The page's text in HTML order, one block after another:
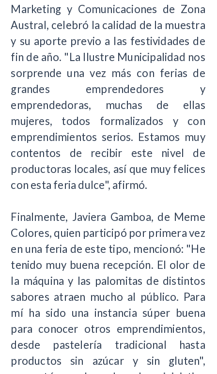
Marketing y Comunicaciones de Zona
Austral, celebró la calidad de la muestra
y su aporte previo a las festividades de
fin de año. "La Ilustre Municipalidad nos
sorprende una vez más con ferias de
grandes emprendedores y
emprendedoras, muchas de ellas
mujeres, todos formalizados y con
emprendimientos serios. Estamos muy
contentos de recibir este nivel de
productoras locales, así que muy felices
con esta feria dulce", afirmó.
Finalmente, Javiera Gamboa, de Meme
Colores, quien participó por primera vez
en una feria de este tipo, mencionó: "He
tenido muy buena recepción. El olor de
la máquina y las palomitas de distintos
sabores atraen mucho al público. Para
mí ha sido una instancia súper buena
para conocer otros emprendimientos,
desde pastelería tradicional hasta
productos sin azúcar y sin gluten",